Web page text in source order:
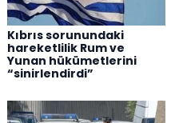
Kıbrıs sorunundaki
hareketlilik Rum ve
Yunan hükümetlerini
“sinirlendirdi”